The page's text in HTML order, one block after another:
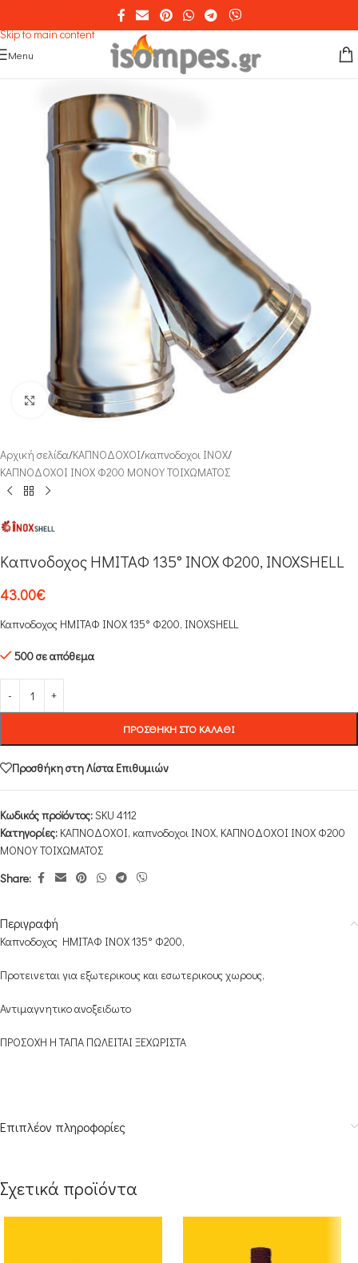
Skip to main content
Menu
Click to enlarge
Αρχική σελίδα/ΚΑΠΝΟΔΟΧΟΙ/καπνοδοχοι INOX/
ΚΑΠΝΟΔΟΧΟΙ ΙΝΟΧ Φ200 ΜΟΝΟΥ ΤΟΙΧΩΜΑΤΟΣ
Καπνοδοχος ΗΜΙΤΑΦ 135° INOX Φ200, INOXSHELL
43.00€
Καπνοδοχος ΗΜΙΤΑΦ INOX 135° Φ200, INOXSHELL
500 σε απόθεμα
ΠΡΟΣΘΉΚΗ ΣΤΟ ΚΑΛΆΘΙ
Προσθήκη στη Λίστα Επιθυμιών
Κωδικός προϊόντος:SKU 4112
Κατηγορίες: ΚΑΠΝΟΔΟΧΟΙ, καπνοδοχοι INOX, ΚΑΠΝΟΔΟΧΟΙ ΙΝΟΧ Φ200
ΜΟΝΟΥ ΤΟΙΧΩΜΑΤΟΣ
Share:
Περιγραφή
Καπνοδοχος ΗΜΙΤΑΦ INOX 135° Φ200,
Προτεινεται για εξωτερικους και εσωτερικους χωρους,
Αντιμαγνητικο ανοξειδωτο
ΠΡΟΣΟΧΗ Η ΤΑΠΑ ΠΩΛΕΙΤΑΙ ΞΕΧΩΡΙΣΤΑ
Επιπλέον πληροφορίες
Σχετικά προϊόντα